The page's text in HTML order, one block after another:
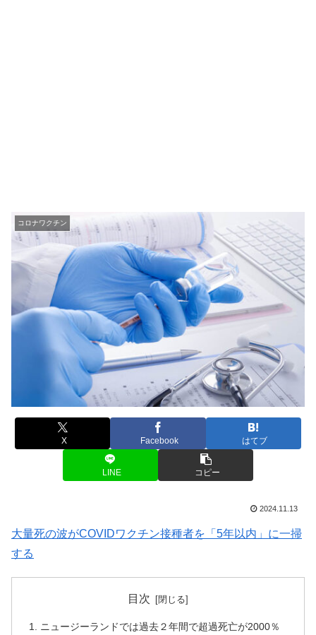
コロナワクチン
X Facebook はてブ
LINE コピー
2024.11.13
大量死の波がCOVIDワクチン接種者を「5年以内」に一掃
する
目次
ニュージーランドでは過去２年間で超過死亡が2000％